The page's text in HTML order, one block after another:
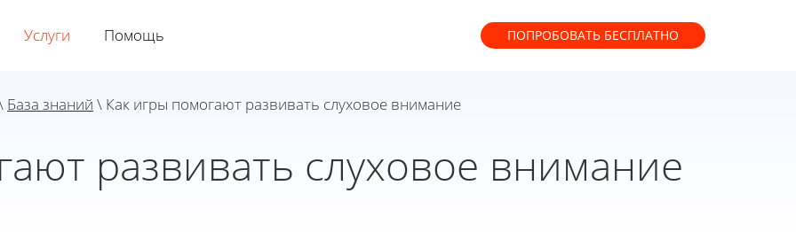
Услуги Помощь ПОПРОБОВАТЬ БЕСПЛАТНО
База знаний \ Как игры помогают развивать слуховое внимание
развивать слуховое внимание